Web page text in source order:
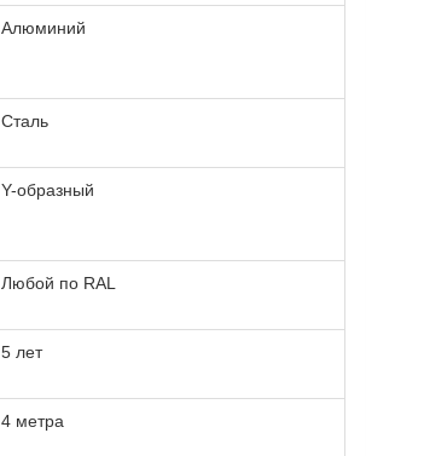
Алюминий
Сталь
Y-образный
Любой по RAL
5 лет
4 метра